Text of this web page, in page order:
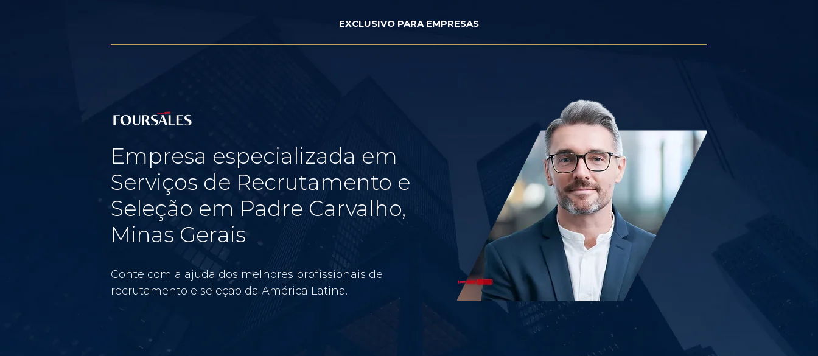
EXCLUSIVO PARA EMPRESAS
Empresa especializada em
Serviços de Recrutamento e
Seleção em Padre Carvalho,
Minas Gerais
Conte com a ajuda dos melhores profissionais de
recrutamento e seleção da América Latina.